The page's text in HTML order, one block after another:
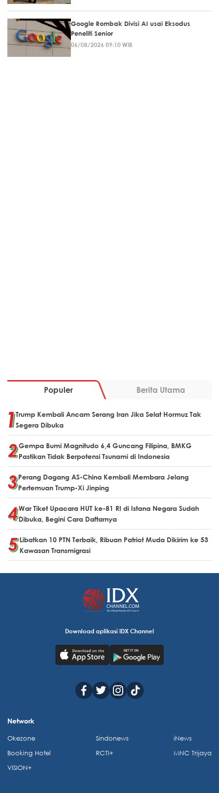
Google Rombak Divisi AI usai Eksodus
Peneliti Senior
06/08/2026 09:10 WIB
Populer Berita Utama
Trump Kembali Ancam Serang Iran Jika Selat Hormuz Tak
Segera Dibuka
Gempa Bumi Magnitudo 6,4 Guncang Filipina, BMKG
Pastikan Tidak Berpotensi Tsunami di Indonesia
Perang Dagang AS-China Kembali Membara Jelang
Pertemuan Trump-Xi Jinping
War Tiket Upacara HUT ke-81 RI di Istana Negara Sudah
Dibuka, Begini Cara Daftarnya
Libatkan 10 PTN Terbaik, Ribuan Patriot Muda Dikirim ke 53
Kawasan Transmigrasi
Download aplikasi IDX Channel
Network
Okezone
Booking Hotel
VISION+
Sindonews
RCTI+
iNews
MNC Trijaya